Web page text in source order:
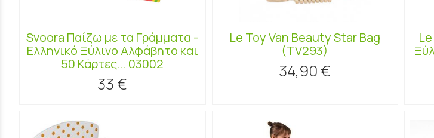
Svoora Παίζω με τα Γράμματα -
Ελληνικό Ξύλινο Αλφάβητο και
50 Κάρτες... 03002
33 €
Le Toy Van Beauty Star Bag
(TV293)
34,90 €